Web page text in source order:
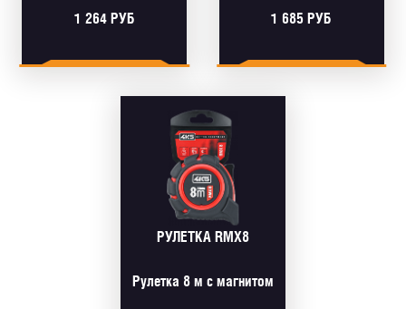
1 264 РУБ 1 685 РУБ
РУЛЕТКА RMX8
Рулетка 8 м с магнитом